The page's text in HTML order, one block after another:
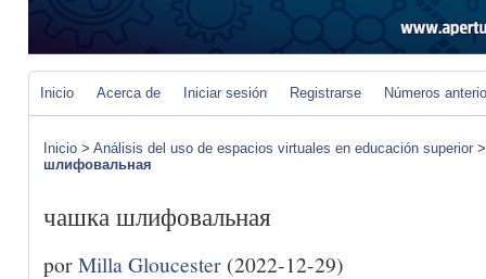
Inicio Acerca de Iniciar sesión Registrarse Números
Inicio > Análisis del uso de espacios virtuales en educación superior
шлифовальная
чашка шлифовальная
porMilla Gloucester (2022-12-29)